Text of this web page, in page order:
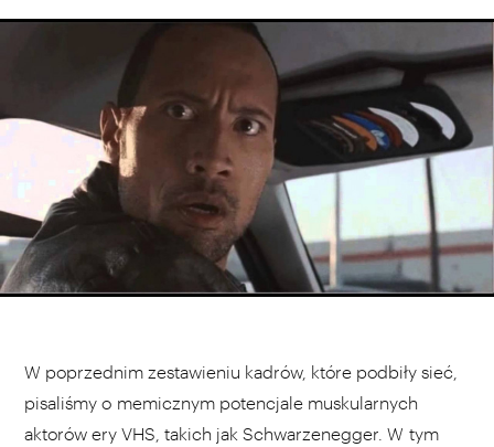
W poprzednim zestawieniu kadrów, które podbiły sieć,
pisaliśmy o memicznym potencjale muskularnych
aktorów ery VHS, takich jak Schwarzenegger. W tym